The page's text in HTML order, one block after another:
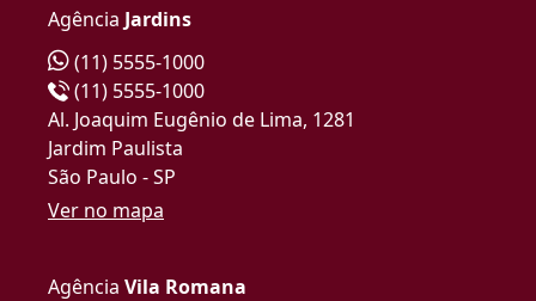
Agência Jardins
(11) 5555-1000
(11) 5555-1000
Al. Joaquim Eugênio de Lima, 1281
Jardim Paulista
São Paulo - SP
Ver no mapa
Agência Vila Romana